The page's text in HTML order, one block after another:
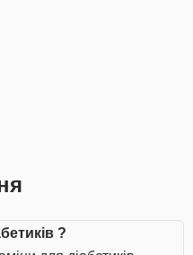
?